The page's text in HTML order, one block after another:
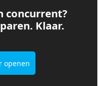
concurrent?
Klaar.
openen